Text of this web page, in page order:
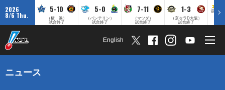
2026
8/6 Thu.
5-10
（横 浜）
試合終了
5-0
（バンテリン）
試合終了
7-11
（マツダ）
試合終了
1-3
（京セラD大阪）
試合終了
English
ニュース